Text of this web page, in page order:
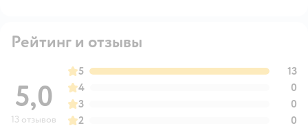
Рейтинг и отзывы
5,0
13 отзывов
5
13
4
0
3
0
2
0